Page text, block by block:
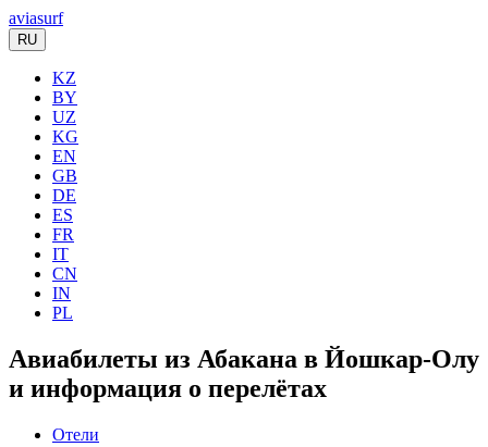
aviasurf
RU
KZ
BY
UZ
KG
EN
GB
DE
ES
FR
IT
CN
IN
PL
Авиабилеты из Абакана в Йошкар-Олу
и информация о перелётах
Отели